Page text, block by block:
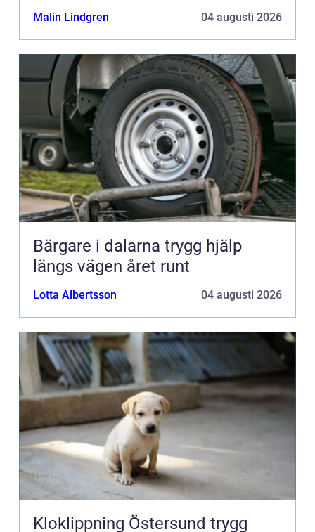
Malin Lindgren 04 augusti 2026
Bärgare i dalarna trygg hjälp
längs vägen året runt
Lotta Albertsson 04 augusti 2026
Kloklippning Östersund trygg